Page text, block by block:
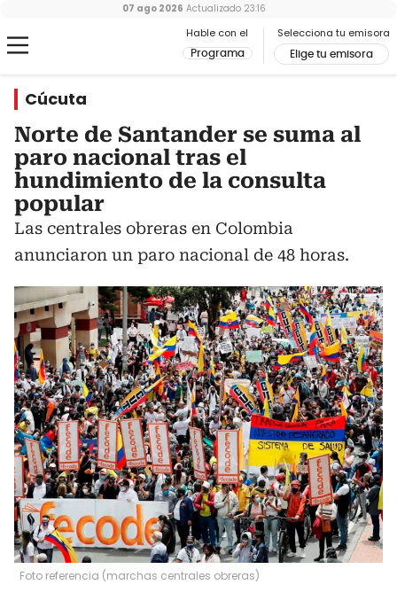
Hable con el
Programa
Selecciona tu emisora
Elige tu emisora
07 ago 2026 Actualizado 23:16
Cúcuta
Norte de Santander se suma al
paro nacional tras el
hundimiento de la consulta
popular
Las centrales obreras en Colombia
anunciaron un paro nacional de 48 horas.
Foto referencia (marchas centrales obreras)